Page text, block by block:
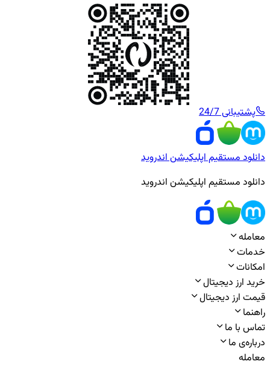
پشتیبانی 24/7
دانلود مستقیم اپلیکیشن اندروید
دانلود مستقیم اپلیکیشن اندروید
معامله
خدمات
امکانات
خرید ارز دیجیتال
قیمت ارز دیجیتال
راهنما
تماس با ما
درباره‌ی ما
معامله